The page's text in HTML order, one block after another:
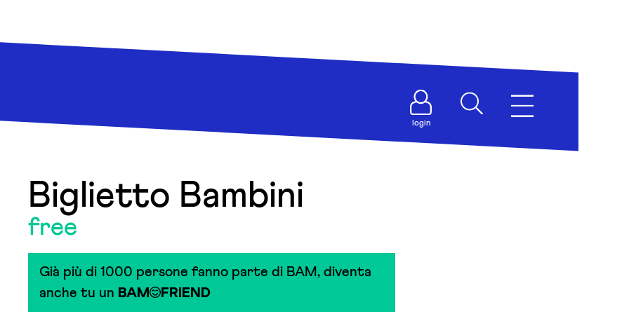
login
Biglietto Bambini
free
Già più di 1000 persone fanno parte di BAM, diventa
anche tu un BAM FRIEND